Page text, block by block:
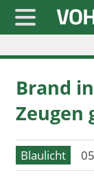
Startseite
» Blaulicht
» Freizeit
» Notizen
» Politik
Brand
Zeugen
Blaulicht